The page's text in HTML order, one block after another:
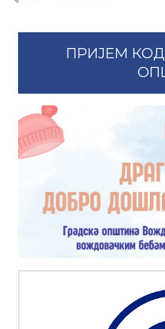
ПРИЈЕМ